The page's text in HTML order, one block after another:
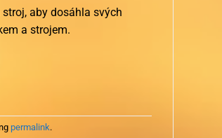
aby dosáhla svých
a strojem.
permalink.